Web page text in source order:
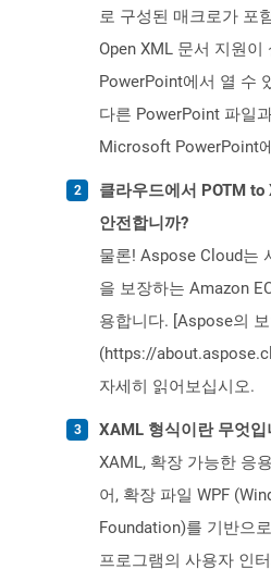
로 구성된 매크로가 포
Open XML 문서 지원이
PowerPoint에서 열 수
다른 PowerPoint 파일
Microsoft PowerPoint
클라우드에서 POTM
안전합니까?
물론! Aspose Cloud는
을 보장하는 Amazon
용합니다. [Aspose의
(https://
자세히 읽어보십시오.
XAML 형식이란 무엇입
XAML, 확장 가능한 응
어, 확장 파일 WPF
Foundation)를 기반으
프로그램의 사용자 인